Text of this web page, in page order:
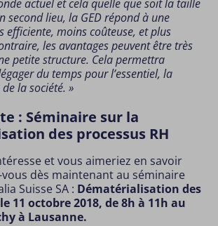
actuel et cela quelle que soit la taille
second lieu, la GED répond à une
efficiente, moins coûteuse, et plus
les avantages peuvent être très
petite structure. Cela permettra
du temps pour l’essentiel, la
la société. »
: Séminaire sur la
des processus RH
et vous aimeriez en savoir
vous dès maintenant au séminaire
Suisse SA : Dématérialisation des
11 octobre 2018, de 8h à 11h au
à Lausanne.